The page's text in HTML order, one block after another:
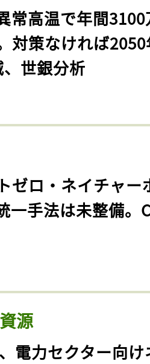
常高温で年間
対策なければ
世銀分析
ゼロ・ネイチャー
一手法は未整備。
源
電力セクター向